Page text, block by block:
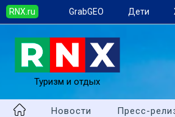
RNX.ru GrabGEO Дети
Туризм и отдых
Новости Пресс-